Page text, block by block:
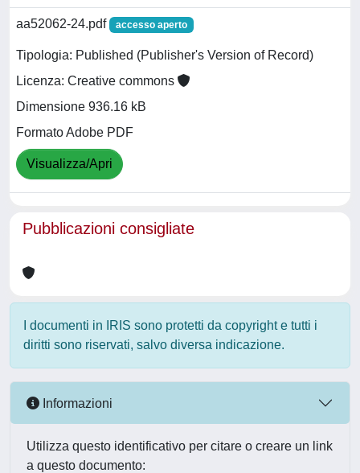
aa52062-24.pdf accesso aperto
Tipologia: Published (Publisher's Version of Record)
Licenza: Creative commons
Dimensione 936.16 kB
Formato Adobe PDF
Visualizza/Apri
Pubblicazioni consigliate
I documenti in IRIS sono protetti da copyright e tutti i
diritti sono riservati, salvo diversa indicazione.
Informazioni
Utilizza questo identificativo per citare o creare un link
a questo documento: